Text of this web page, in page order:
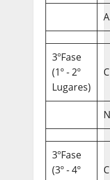
3ºFase
(1º - 2º
Lugares)
3ºFase
(3º - 4º